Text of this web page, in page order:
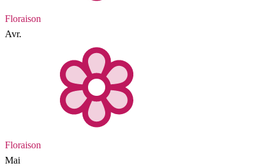
Floraison
Avr.
Floraison
Mai